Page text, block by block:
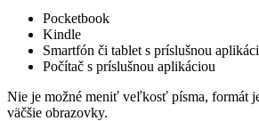
Pocketbook
Kindle
Smartfón či tablet s príslušnou
Počítač s príslušnou aplikáciou
Nie je možné meniť veľkosť písma, formát
väčšie obrazovky.